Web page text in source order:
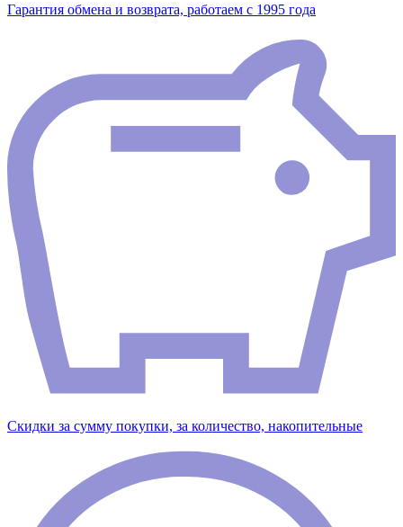
Гарантия обмена и возврата, работаем с 1995 года
Скидки за сумму покупки, за количество, накопительные